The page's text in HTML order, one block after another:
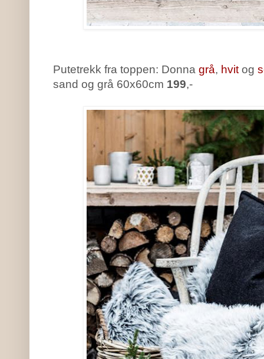
Putetrekk fra toppen: Donna grå, hvitog
sand og grå 60x60cm 199,-